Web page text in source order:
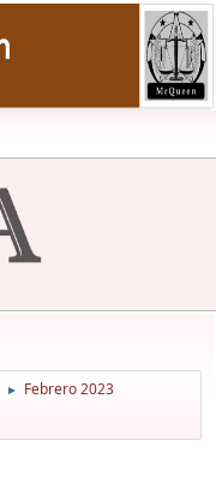
► Febrero 2023